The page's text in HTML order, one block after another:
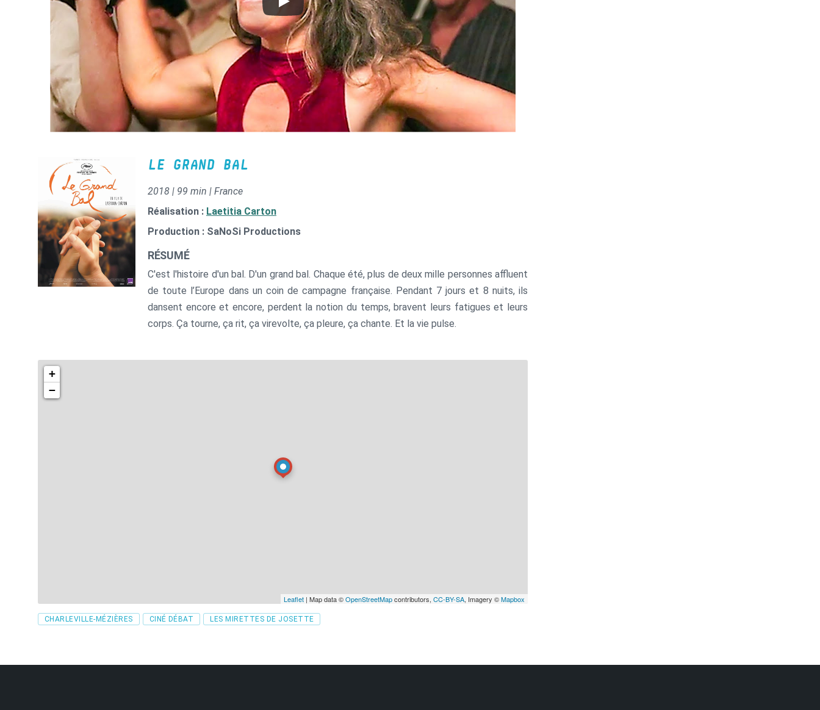
LE GRAND BAL
2018 | 99 min | France
Réalisation : Laetitia Carton
Production : SaNoSi Productions
RÉSUMÉ
C'est l'histoire d'un bal. D'un grand bal. Chaque été, plus de deux mille personnes affluent
de toute l’Europe dans un coin de campagne française. Pendant 7 jours et 8 nuits, ils
dansent encore et encore, perdent la notion du temps, bravent leurs fatigues et leurs
corps. Ça tourne, ça rit, ça virevolte, ça pleure, ça chante. Et la vie pulse.
+
−
Leaflet | Map data ©OpenStreetMapcontributors,CC-BY-SA, Imagery ©Mapbox
Tags
CHARLEVILLE-MÉZIÈRES CINÉ DÉBAT LES MIRETTES DE JOSETTE